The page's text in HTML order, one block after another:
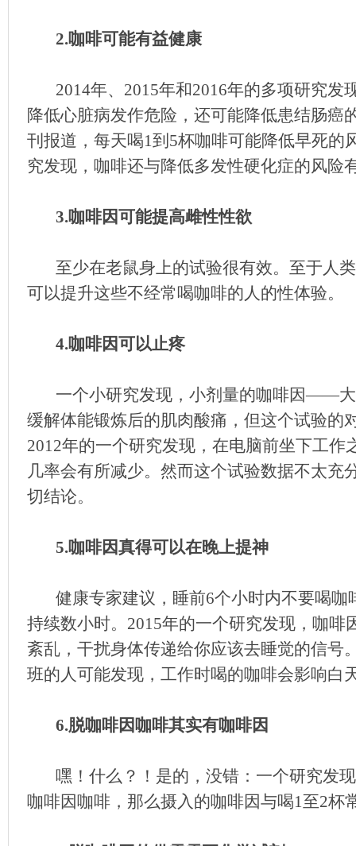
2.咖啡可能有益健康
2014年、2015年和2016年的多项研究发
降低心脏病发作危险，还可能降低患结肠癌
刊报道，每天喝1到5杯咖啡可能降低早死的
究发现，咖啡还与降低多发性硬化症的风险
3.咖啡因可能提高雌性性欲
至少在老鼠身上的试验很有效。至于人
可以提升这些不经常喝咖啡的人的性体验。
4.咖啡因可以止疼
一个小研究发现，小剂量的咖啡因——
缓解体能锻炼后的肌肉酸痛，但这个试验的
2012年的一个研究发现，在电脑前坐下工作
几率会有所减少。然而这个试验数据不太充
切结论。
5.咖啡因真得可以在晚上提神
健康专家建议，睡前6个小时内不要喝
持续数小时。2015年的一个研究发现，咖啡
紊乱，干扰身体传递给你应该去睡觉的信号
班的人可能发现，工作时喝的咖啡会影响白
6.脱咖啡因咖啡其实有咖啡因
嘿！什么？！是的，没错：一个研究发
咖啡因咖啡，那么摄入的咖啡因与喝1至2杯